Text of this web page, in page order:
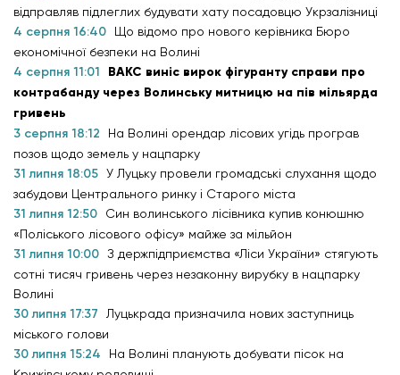
відправляв підлеглих будувати хату посадовцю Укрзалізниці
4 серпня 16:40
Що відомо про нового керівника Бюро
економічної безпеки на Волині
4 серпня 11:01
ВАКС виніс вирок фігуранту справи про
контрабанду через Волинську митницю на пів мільярда
гривень
3 серпня 18:12
На Волині орендар лісових угідь програв
позов щодо земель у нацпарку
31 липня 18:05 У Луцьку провели громадські слухання щодо
забудови Центрального ринку і Старого міста
31 липня 12:50
Син волинського лісівника купив конюшню
«Поліського лісового офісу» майже за мільйон
31 липня 10:00 З держпідприємства «Ліси України» стягують
сотні тисяч гривень через незаконну вирубку в нацпарку
Волині
30 липня 17:37
Луцькрада призначила нових заступниць
міського голови
30 липня 15:24
На Волині планують добувати пісок на